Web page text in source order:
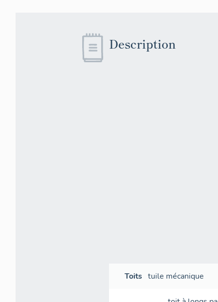
Description
Toits tuile mécanique